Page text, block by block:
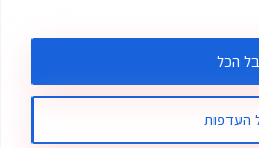
העדפות
הכל
| עיצוב ובניית אתר